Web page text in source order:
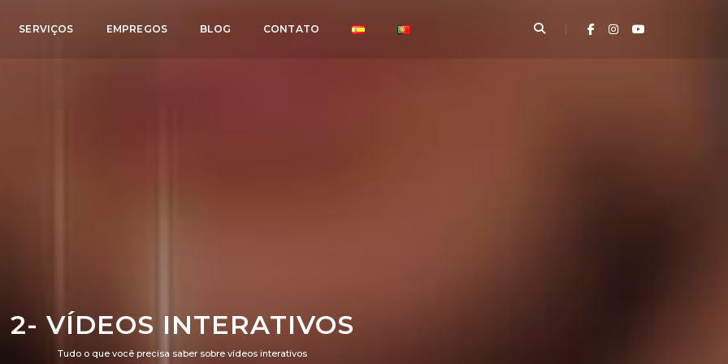
SERVIÇOS EMPREGOS BLOG CONTATO
2- VÍDEOS INTERATIVOS
Tudo o que você precisa saber sobre vídeos interativos